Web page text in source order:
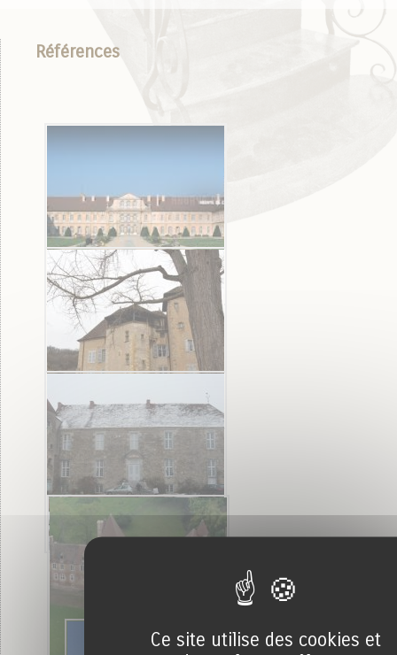
Références
Abbaye de Cluny
Château de Besanceuil
Château d'Ecutigny
Ce site utilise des cookies et